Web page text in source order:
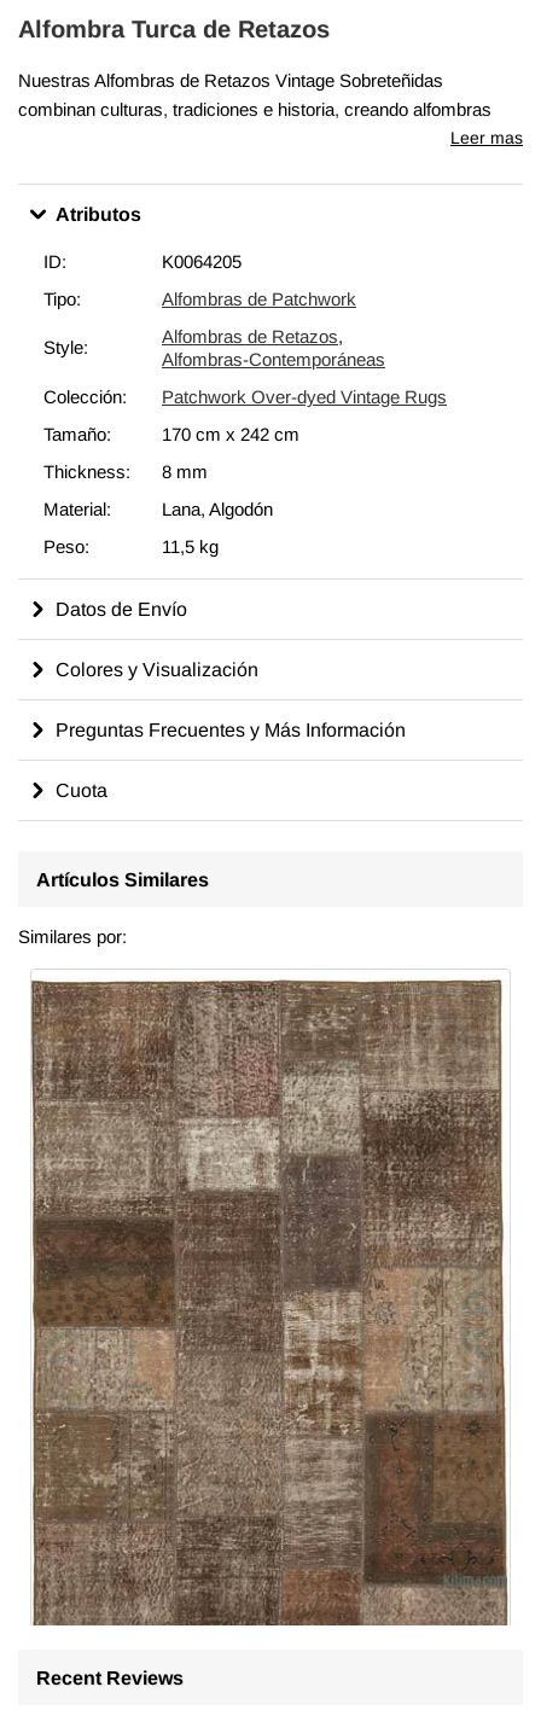
Alfombra Turca de Retazos
Nuestras Alfombras de Retazos Vintage Sobreteñidas
combinan culturas, tradiciones e historia, creando alfombras
maravillosamente únicas. Seleccionamos alfombras turcas
Lavamos los colores, recortamos las pilas, pero cuidamos de
mantener los patrones originales aún vivos. Luego los
pedazos más pequeños y cosemos a mano los fragmentos con
un hilo resistente. Respaldamos las Alfombras de Retazos con
bucarán y una tela de algodón que fortalece la alfombra. La
reorganización de los fragmentos transforma la antigua
fabricación de alfombras en una obra de arte única adecuada
Esta particular Alfombra de Retazos mide
Eche un vistazo a nuestro artículo Obtenga la Apariencia
"Vivida" para obtener más información sobre las alfombras
vintage sobreteñidas y de retazos.
Leer mas
Atributos
ID:
K0064205
Tipo:
Alfombras de Patchwork
Style:
Alfombras de Retazos,
Alfombras-Contemporáneas
Colección:
Patchwork Over-dyed Vintage Rugs
Tamaño:
170 cm x 242 cm
Thickness:
8 mm
Material:
Lana, Algodón
Peso:
11,5 kg
Datos de Envío
Colores y Visualización
Preguntas Frecuentes y Más Información
Cuota
Artículos Similares
Similares por:
Recent Reviews